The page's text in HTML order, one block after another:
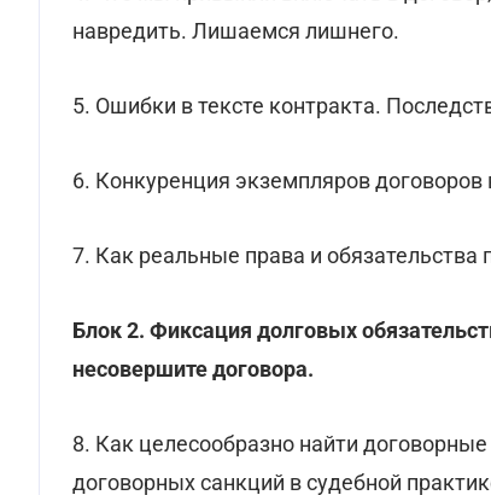
навредить. Лишаемся лишнего.
5. Ошибки в тексте контракта.
6. Конкуренция экземпляров договоров
7. Как реальные права и
Блок 2. Фиксация долговых
несовершите договора.
8. Как целесообразно найти
договорных санкций в судебной